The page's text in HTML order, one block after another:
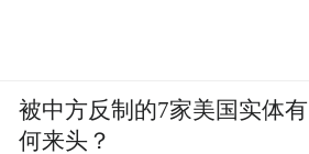
被中方反制的7家美国实体有
何来头？